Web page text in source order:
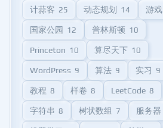
计蒜客 25 动态规划 14 游戏
国家公园 12 普林斯顿 10
Princeton 10 算尽天下 10
WordPress 9 算法 9 实习 9
教程 8 样卷 8 LeetCode 8
字符串 8 树状数组 7 服务器